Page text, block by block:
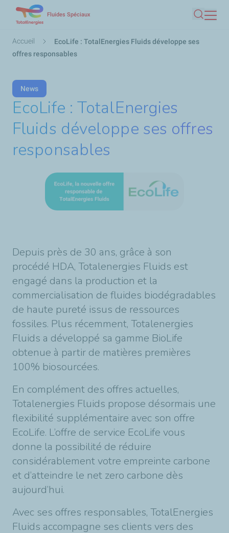
contenu
Fluides Spéciaux
Fil
d'Ariane
Accueil
EcoLife : TotalEnergies Fluids développe ses
offres responsables
News
EcoLife : TotalEnergies
Fluids développe ses offres
responsables
Depuis près de 30 ans, grâce à son
procédé HDA, Totalenergies Fluids est
engagé dans la production et la
commercialisation de fluides biodégradables
de haute pureté issus de ressources
fossiles. Plus récemment, Totalenergies
Fluids a développé sa gamme BioLife
obtenue à partir de matières premières
100% biosourcées.
En complément des offres actuelles,
Totalenergies Fluids propose désormais une
flexibilité supplémentaire avec son offre
EcoLife. L’offre de service EcoLife vous
donne la possibilité de réduire
considérablement votre empreinte carbone
et d’atteindre le net zero carbone dès
aujourd’hui.
Avec ses offres responsables, TotalEnergies
Fluids accompagne ses clients vers des